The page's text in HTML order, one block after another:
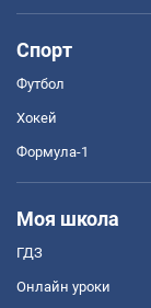
Спорт
Футбол
Хокей
Формула-1
Моя школа
ГДЗ
Онлайн уроки